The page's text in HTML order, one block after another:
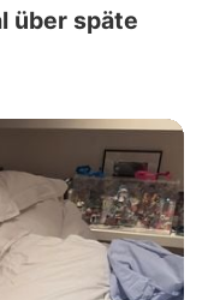
über späte